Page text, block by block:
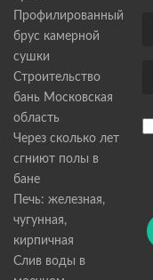
Профилированный
брус камерной
сушки
Строительство
бань Московская
область
Через сколько лет
сгниют полы в
бане
Печь: железная,
чугунная,
кирпичная
Слив воды в